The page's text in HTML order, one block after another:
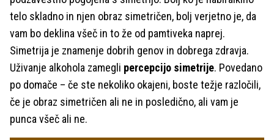
telo skladno in njen obraz simetričen, bolj verjetno je, da
vam bo deklina všeč in to že od pamtiveka naprej.
Simetrija je znamenje dobrih genov in dobrega zdravja.
Uživanje alkohola zamegli percepcijo simetrije. Povedano
po domače – če ste nekoliko okajeni, boste težje razločili,
če je obraz simetričen ali ne in posledično, ali vam je
punca všeč ali ne.